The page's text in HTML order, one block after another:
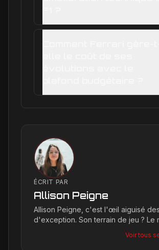
ÉCRIT PAR
Allison Peigne
Allison Peigne, c'est l'œil aiguisé
d'exception. Son terrain de jeu ? Le
une passion contagieuse les
Voir tous